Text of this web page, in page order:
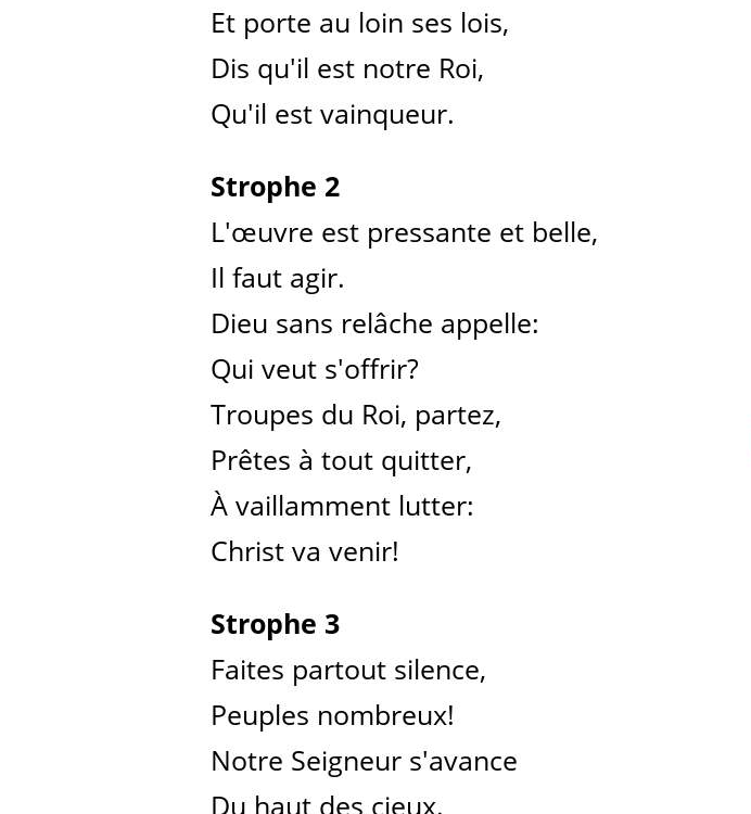
Et porte au loin ses lois,
Dis qu'il est notre Roi,
Qu'il est vainqueur.
Strophe 2
L'œuvre est pressante et belle,
Il faut agir.
Dieu sans relâche appelle:
Qui veut s'offrir?
Troupes du Roi, partez,
Prêtes à tout quitter,
À vaillamment lutter:
Christ va venir!
Strophe 3
Faites partout silence,
Peuples nombreux!
Notre Seigneur s'avance
Du haut des cieux.